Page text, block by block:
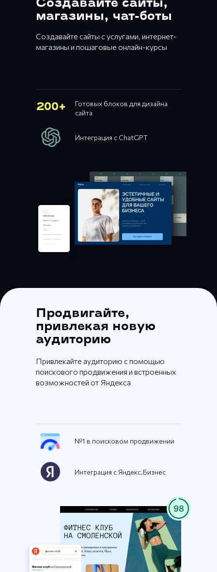
Создавайте сайты,
магазины, чат-боты
Продвигайте,
привлекая новую
аудиторию
Создавайте сайты с услугами, интернет-
магазины и пошаговые онлайн-курсы
Привлекайте аудиторию с помощью
поискового продвижения и встроенных
возможностей от Яндекса
Готовых блоков для дизайна
сайта
Интеграция с ChatGPT
200+
№1 в поисковом продвижении
Интеграция с Яндекс.Бизнес